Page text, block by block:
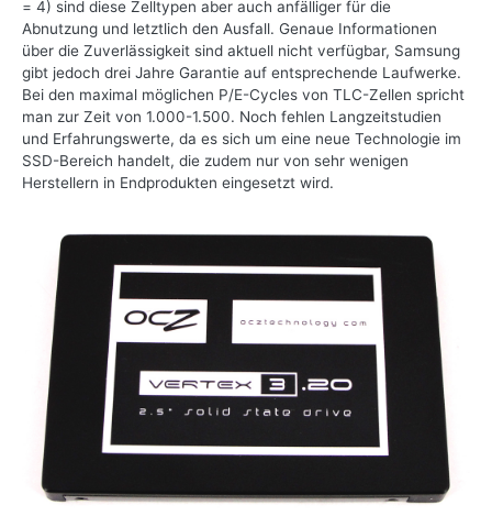
= 4) sind diese Zelltypen aber auch anfälliger für die
Abnutzung und letztlich den Ausfall. Genaue Informationen
über die Zuverlässigkeit sind aktuell nicht verfügbar, Samsung
gibt jedoch drei Jahre Garantie auf entsprechende Laufwerke.
Bei den maximal möglichen P/E-Cycles von TLC-Zellen spricht
man zur Zeit von 1.000-1.500. Noch fehlen Langzeitstudien
und Erfahrungswerte, da es sich um eine neue Technologie im
SSD-Bereich handelt, die zudem nur von sehr wenigen
Herstellern in Endprodukten eingesetzt wird.